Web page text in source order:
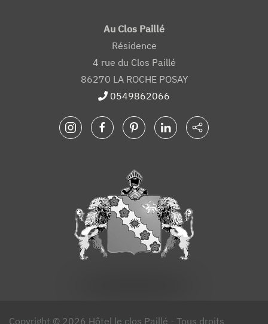
Au Clos Paillé
Résidence
4 rue du Clos Paillé
86270 LA ROCHE POSAY
0549862066
Copyright © 2026 Hôtel le clos Paillé - Tous droits